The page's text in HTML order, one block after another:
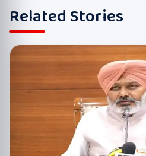
Related Stories